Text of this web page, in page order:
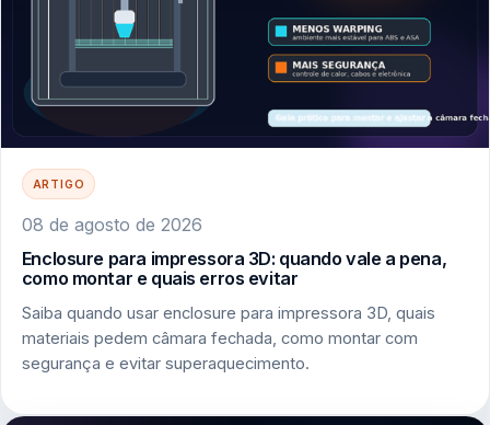
ARTIGO
08 de agosto de 2026
Enclosure para impressora 3D: quando vale a pena,
como montar e quais erros evitar
Saiba quando usar enclosure para impressora 3D, quais
materiais pedem câmara fechada, como montar com
segurança e evitar superaquecimento.